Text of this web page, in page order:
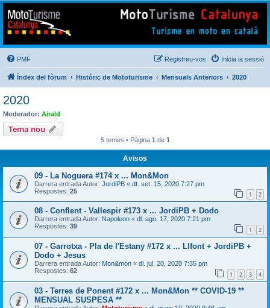
Mototurisme
Turisme en moto en català
PMF Inicia la sessió
Registreu-vos
Índex del fòrum Històric de Mototurisme Mensuals Anteriors 2020
2020
Moderador: Airald
Tema nou
5 temes • Pàgina 1 de 1
Avisos
09 - La Noguera #174 x ... Mon&Mon
Darrera entrada Autor: JordiPB « dt. set. 15, 2020 7:27 pm
Respostes: 25 1 2
08 - Conflent - Vallespir #173 x ... JordiPB + Dodo
Darrera entrada Autor: Napoleon « dl. ago. 17, 2020 7:21 pm
Respostes: 39 1 2
07 - Garrotxa - Pla de l'Estany #172 x ... Llfont + JordiPB +
Dodo + Jesus
Darrera entrada Autor: Mon&mon « dl. jul. 20, 2020 7:35 pm
Respostes: 62 1 2 3 4
03 - Terres de Ponent #172 x ... Mon&Mon ** COVID-19 **
MENSUAL SUSPESA **